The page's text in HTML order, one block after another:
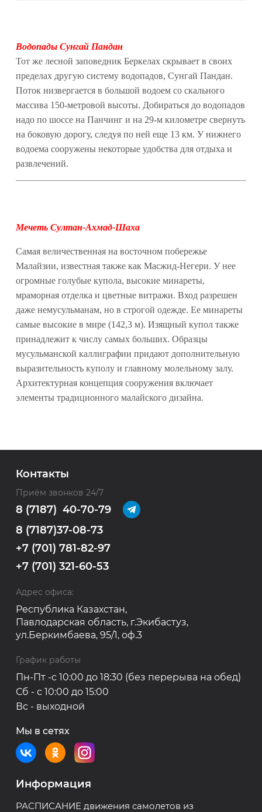
Водопады Сунгай Пандан
Тот же лесной заповедник Беркелах скрывает в своих
пределах другую систему водопадов, Сунгай Пандан.
Поток низвергается в большой водоем со скального
массива 150-метровой высоты. Добираться до водопадов
надо по шоссе на Панчинг и на 29-м километре свернуть
на боковую дорогу, следуя по ней еще 13 км. У нижнего
водоема сооружены некоторые удобства для отдыха и
развлечений.
Мечеть Султан-Ахмад-Шаха
Самая величественная на восточном побережье
Малайзии, известная также как Масжид-Негери. У нее
огромные голубые купола, высокие минареты,
мраморная отделка и цветные витражи. Вход разрешен
даже немусульманам, но в строгой одежде. Ее минареты
самые высокие в мире (142,3 м). Изящный купол также
принадлежит к числу самых больших. Образцы
мусульманской каллиграфии придают дополнительную
выразительность куполу и главному молельному залу.
Архитектурная концепция сооружения включает
элементы традиционного малайского дизайна.
Контакты
Приём звонков 24/7
8 (7187) 40-70-79
8 (7187)37-08-73
+7 (701) 781-82-97
+7 (701) 321-60-53
Адрес офиса:
Республика Казахстан,
Павлодарская область, г.Экибастуз,
ул.Беркимбаева, 95/1, оф.3
График работы
Пн-Пт -с 10:00 до 18:30 (без перерыва на обед)
Сб - с 10:00 до 15:00
Вс - выходной
Мы в сетях
Информация
РАСПИСАНИЕ движения самолетов из